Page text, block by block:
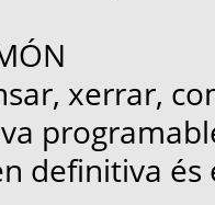
xerrar,
definitiva